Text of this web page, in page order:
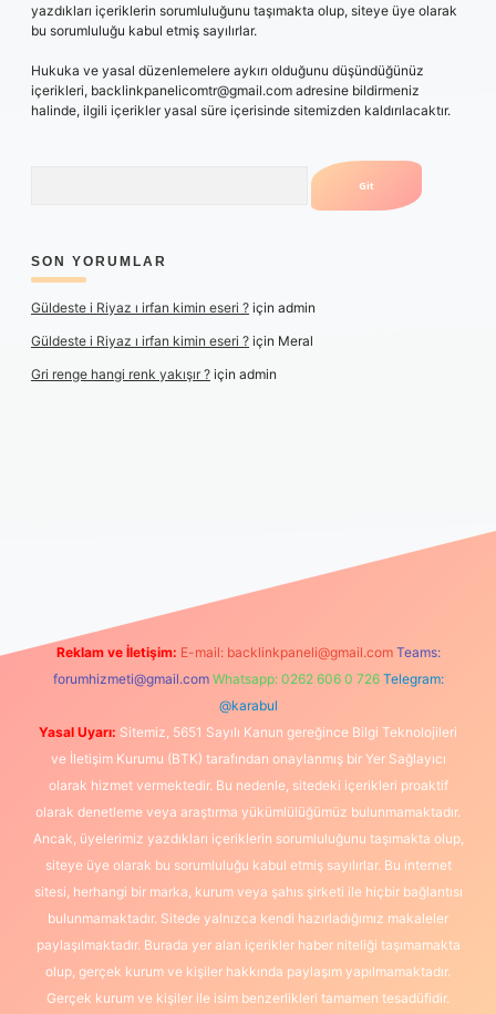
yazdıkları içeriklerin sorumluluğunu taşımakta olup, siteye üye olarak
bu sorumluluğu kabul etmiş sayılırlar.
Hukuka ve yasal düzenlemelere aykırı olduğunu düşündüğünüz
içerikleri, backlinkpanelicomtr@gmail.com adresine bildirmeniz
halinde, ilgili içerikler yasal süre içerisinde sitemizden kaldırılacaktır.
SON YORUMLAR
Güldeste i Riyaz ı irfan kimin eseri ? için admin
Güldeste i Riyaz ı irfan kimin eseri ? için Meral
Gri renge hangi renk yakışır ? için admin
Reklam ve İletişim: E-mail: backlinkpaneli@gmail.com Teams:
forumhizmeti@gmail.com Whatsapp: 0262 606 0 726 Telegram:
@karabul
Yasal Uyarı: Sitemiz, 5651 Sayılı Kanun gereğince Bilgi Teknolojileri
ve İletişim Kurumu (BTK) tarafından onaylanmış bir Yer Sağlayıcı
olarak hizmet vermektedir. Bu nedenle, sitedeki içerikleri proaktif
olarak denetleme veya araştırma yükümlülüğümüz bulunmamaktadır.
Ancak, üyelerimiz yazdıkları içeriklerin sorumluluğunu taşımakta olup,
siteye üye olarak bu sorumluluğu kabul etmiş sayılırlar. Bu internet
sitesi, herhangi bir marka, kurum veya şahıs şirketi ile hiçbir bağlantısı
bulunmamaktadır. Sitede yalnızca kendi hazırladığımız makaleler
paylaşılmaktadır. Burada yer alan içerikler haber niteliği taşımamakta
olup, gerçek kurum ve kişiler hakkında paylaşım yapılmamaktadır.
Gerçek kurum ve kişiler ile isim benzerlikleri tamamen tesadüfidir.